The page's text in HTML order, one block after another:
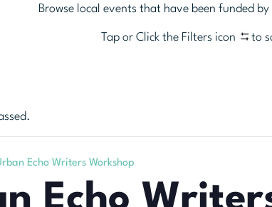
Browse local events that have been funded
Tap or Click the Filters icon to
Echo Writers Workshop